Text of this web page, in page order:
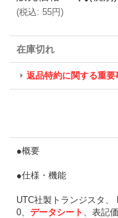
(税込: 55円)
在庫切れ
返品特約に関する重要
●概要
●仕様・機能
UTC社製トランジスタ
0、 データシート 、表記